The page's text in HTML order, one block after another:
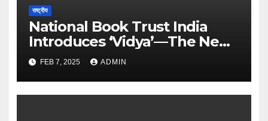
राष्ट्रीय
National Book Trust India
Introduces ‘Vidya’—The New
Face of Learning and
Discovery – The Times of
India
FEB 7, 2025 ADMIN